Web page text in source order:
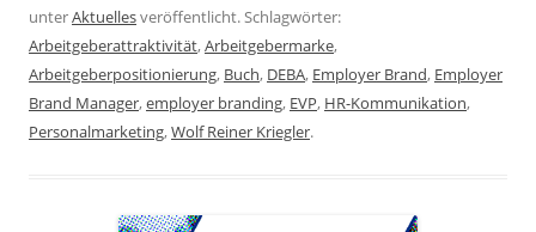
unterAktuellesveröffentlicht. Schlagwörter:
Arbeitgeberattraktivität,Arbeitgebermarke,
Arbeitgeberpositionierung, Buch, DEBA, Employer Brand, Employer
Brand Manager,employer branding, EVP, HR-Kommunikation,
Personalmarketing,Wolf Reiner Kriegler.